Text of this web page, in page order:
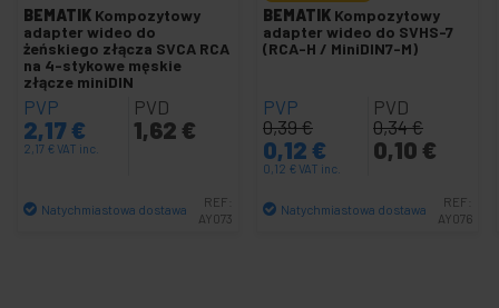
Kamery CCTV i akcesoria
+
Ekran projekcyjny i projektor
+
Obsługa telewizora i komputera
+
DisplayPort wideo HDMI DVI VGA SDI
+
+
BEMATIK Kompozytowy
adapter wideo do
żeńskiego złącza SVCA RCA
na 4-stykowe męskie
złącze miniDIN
PVP
2,17€
2,17 €VAT inc.
PVD
1,62 €
Natychmiastowa dostawa
REF:
AY073
BEMATIK Kompozytowy
adapter wideo do SVHS-7
(RCA-H / MiniDIN7-M)
PVP
0,39€
0,12 €
0,12 €VAT inc.
PVD
0,34€
0,10 €
Natychmiastowa dostawa
REF:
AY076